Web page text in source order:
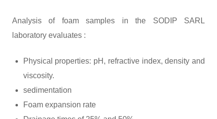
Analysis of foam samples in the SODIP SARL
laboratory evaluates :
Physical properties: pH, refractive index, density and
viscosity.
sedimentation
Foam expansion rate